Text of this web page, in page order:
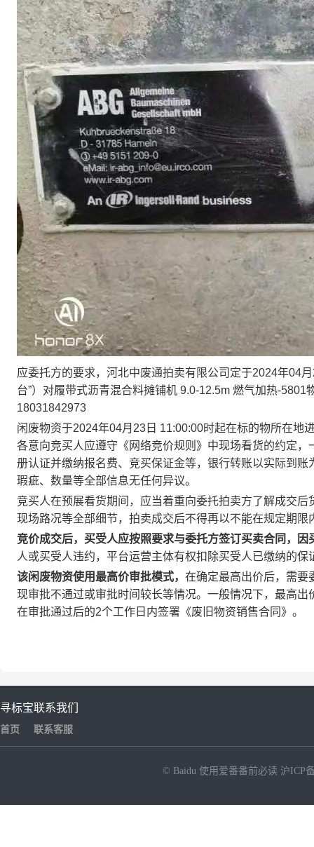
应委托方的要求，河北中废通拍卖有限公司定于2024年04
台”）对履带式沥青混合料摊铺机 9.0-12.5m 燃气加热-5801
18031842973
闲废物资于2024年04月23日 11:00:00时起在标的物所在地
各意向竞买人应遵守《网络竞价规则》中现场看货的约定
册认证并缴纳报名费、竞买保证金等，银行转账以实际到
瑕疵、数量等全部信息无任何异议。
竞买人在预展看货期间，应当着重向委托拍卖方了解成交
现场路况等全部细节，拍卖成交后不得再以不能在规定期
竞价成交后，买受人应按照要求与委托方签订买卖合同，
人或买受人违约，平台运营主体有权扣除买受人已缴纳的保
该闲废物资使用最高价审批模式， 在确定最高出价后，需要
现审批不通过或审批时间较长等情况。一般情况下，最高
在审批通过后的2个工作日内签署《废旧物资销售合同》。
寻标宝
首页
联系我们
联系客服
© Baidu 使用爱番番前必读 沪ICP